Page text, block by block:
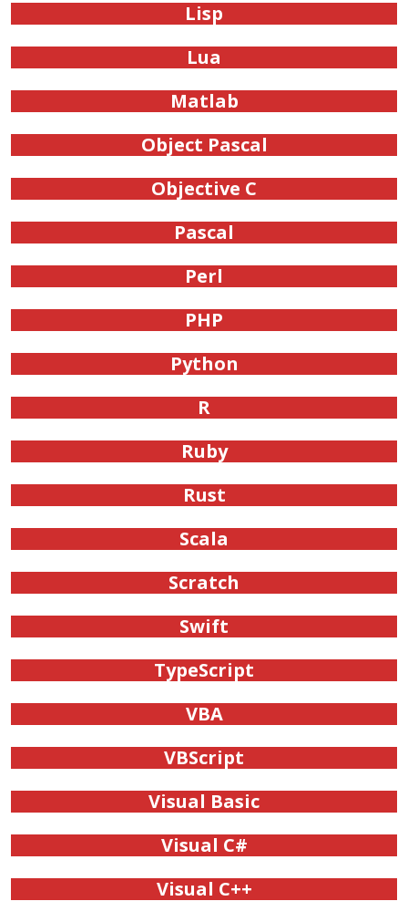
Lisp
Lua
Matlab
Object Pascal
Objective C
Pascal
Perl
PHP
Python
R
Ruby
Rust
Scala
Scratch
Swift
TypeScript
VBA
VBScript
Visual Basic
Visual C#
Visual C++